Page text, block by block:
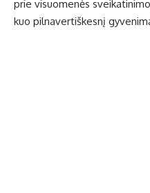
prie visuomenės
kuo pilnavertiškesnį